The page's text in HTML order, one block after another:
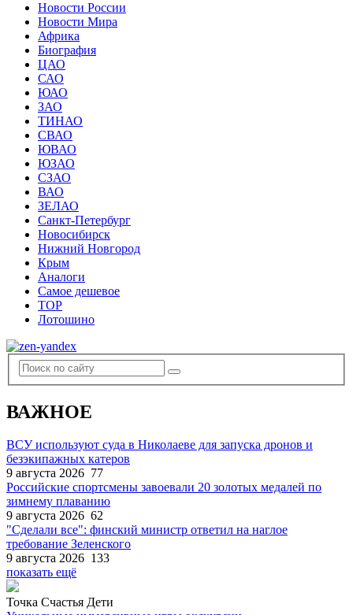
Новости России
Новости Мира
Африка
Биография
ЦАО
САО
ЮАО
ЗАО
ТИНАО
СВАО
ЮВАО
ЮЗАО
СЗАО
ВАО
ЗЕЛАО
Санкт-Петербург
Новосибирск
Нижний Новгород
Крым
Аналоги
Самое дешевое
TOP
Лотошино
ВАЖНОЕ
ВСУ используют суда в Николаеве для запуска дронов и
безэкипажных катеров
9 августа 2026 77
Российские спортсмены завоевали 20 золотых медалей по
зимнему плаванию
9 августа 2026 62
"Сделали все": финский министр ответил на наглое
требование Зеленского
9 августа 2026 133
показать ещё
Точка Счастья Дети